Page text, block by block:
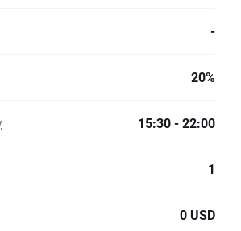
-
20%
15:30 - 22:00
1
0 USD